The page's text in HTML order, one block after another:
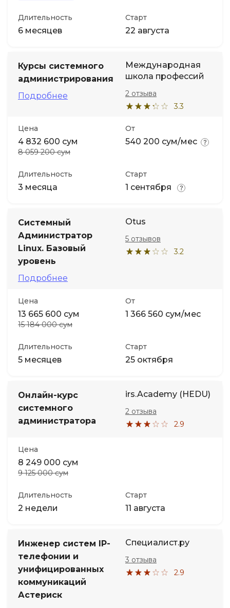
Длительность
6 месяцев
Старт
22 августа
Курсы системного
администрирования
Подробнее
Международная
школа профессий
3.3
2 отзыва
Цена
4 832 600 сум
8 059 200 сум
От
540 200 сум/мес
Длительность
3 месяца
Старт
1 сентября
Системный
Администратор
Linux. Базовый
уровень
Подробнее
Otus
3.2
5 отзывов
Цена
13 665 600 сум
15 184 000 сум
От
1 366 560 сум/мес
Длительность
5 месяцев
Старт
25 октября
Онлайн-курс
системного
администратора
irs.Academy (HEDU)
2.9
2 отзыва
Цена
8 249 000 сум
9 125 000 сум
Длительность
2 недели
Старт
11 августа
Инженер систем IP-
телефонии и
унифицированных
коммуникаций
Астериск
Специалист.ру
2.9
3 отзыва